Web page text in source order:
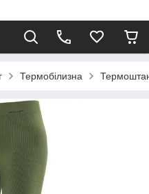
Термобілизна